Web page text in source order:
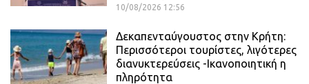
10/08/2026 12:56
Δεκαπενταύγουστος στην Κρήτη:
Περισσότεροι τουρίστες, λιγότερες
διανυκτερεύσεις -Ικανοποιητική η
πληρότητα